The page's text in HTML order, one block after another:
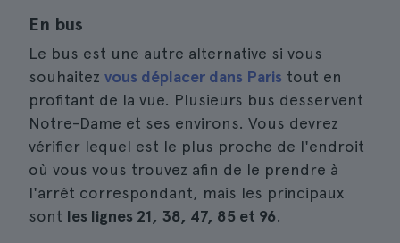
En bus
Le bus est une autre alternative si vous
souhaitez vous déplacer dans Paris tout en
profitant de la vue. Plusieurs bus desservent
Notre-Dame et ses environs. Vous devrez
vérifier lequel est le plus proche de l'endroit
où vous vous trouvez afin de le prendre à
l'arrêt correspondant, mais les principaux
sont les lignes 21, 38, 47, 85 et 96.